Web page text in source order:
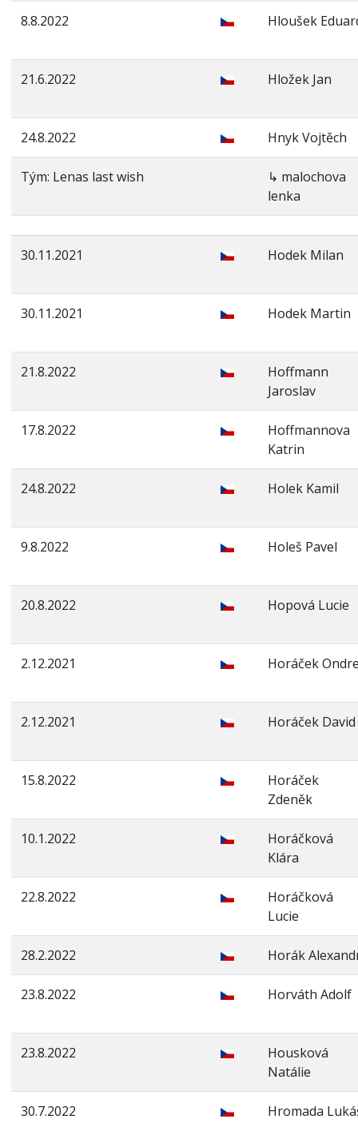
8.8.2022 Hloušek
21.6.2022 Hložek Jan
24.8.2022 Hnyk Vojtěch
Tým: Lenas last wish
↳ malochova
lenka
30.11.2021 Hodek Milan
30.11.2021 Hodek Martin
21.8.2022
Hoffmann
Jaroslav
17.8.2022
Hoffmannova
Katrin
24.8.2022 Holek Kamil
9.8.2022 Holeš Pavel
20.8.2022 Hopová Lucie
2.12.2021 Horáček
2.12.2021 Horáček David
15.8.2022
Horáček
Zdeněk
10.1.2022
Horáčková
Klára
22.8.2022
Horáčková
Lucie
28.2.2022 Horák
23.8.2022 Horváth Adolf
23.8.2022
Housková
Natálie
30.7.2022 Hromada